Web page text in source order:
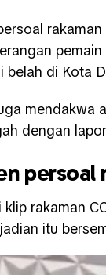
belah di Kota
mendakwa
dengan
persoal
klip rakaman
itu